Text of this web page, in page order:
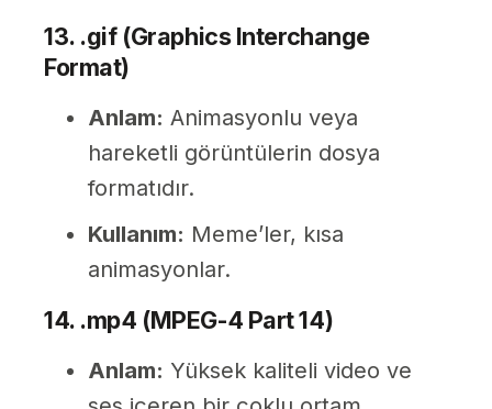
13. .gif (Graphics Interchange
Format)
Anlam: Animasyonlu veya
hareketli görüntülerin dosya
formatıdır.
Kullanım: Meme’ler, kısa
animasyonlar.
14. .mp4 (MPEG-4 Part 14)
Anlam: Yüksek kaliteli video ve